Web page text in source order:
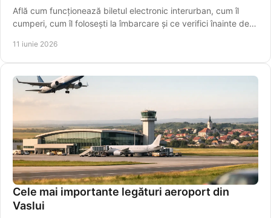
Află cum funcționează biletul electronic interurban, cum îl
cumperi, cum îl folosești la îmbarcare și ce verifici înainte de
11 iunie 2026
Cele mai importante legături aeroport din
Vaslui